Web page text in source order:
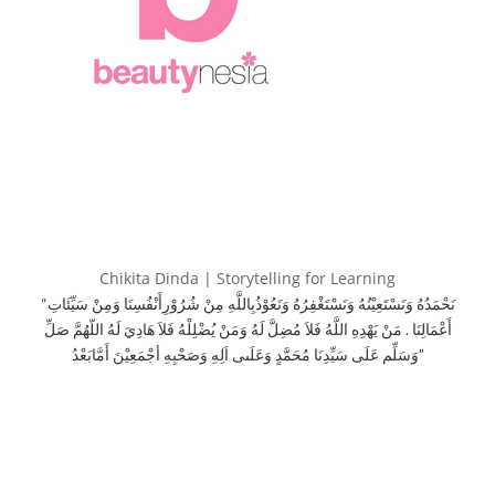
Chikita Dinda | Storytelling for Learning
“نَحْمَدُهُ وَنَسْتَعِيْنُهُ وَنَسْتَغْفِرُهُ وَنَعُوْذُبِاللَّهِ مِنْ شُرُوْرِأَنْفُسِنَا وَمِنْ سَيِّئَاتِ
أَعْمَالِنَا . مَنْ يَهْدِهِ اللَّهُ فَلاَ مُضِلَّ لَهُ وَمَنْ يُضْلِلْهُ فَلاَ هَادِيَ لَهُ اللّهُمَّ صَلِّ
وَسَلِّم عَلَى سَيِّدِنَا مُحَمَّدٍ وَعَلَىى اَلِهِ وَصَحْبِهِ أجْمَعِيْنَ أَمَّابَعْدُ”